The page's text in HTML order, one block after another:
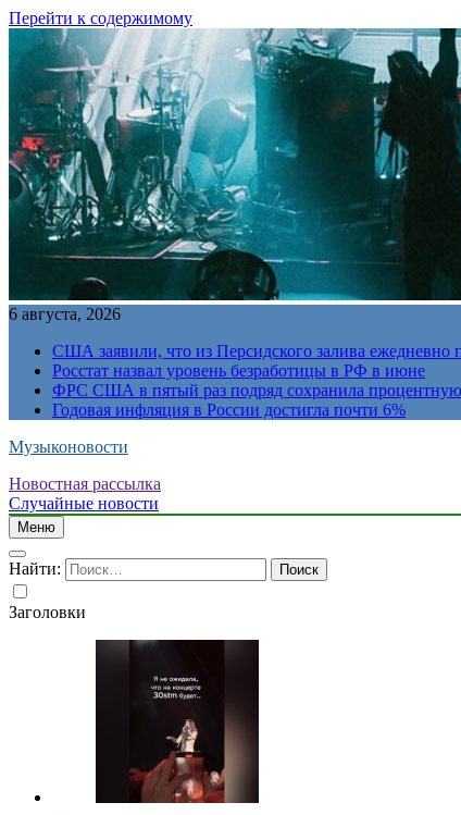
Перейти к содержимому
6 августа, 2026
США заявили, что из Персидского залива ежедневно
Росстат назвал уровень безработицы в РФ в июне
ФРС США в пятый раз подряд сохранила процентную
Годовая инфляция в России достигла почти 6%
Музыконовости
Новостная рассылка
Случайные новости
Меню
Найти:
Заголовки